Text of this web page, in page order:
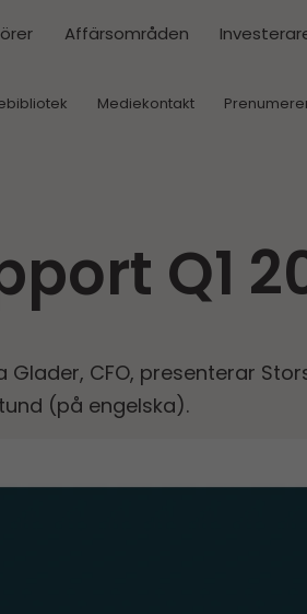
Affärsområden
Mediekontakt
Q1
CFO, presenterar
(på engelska).